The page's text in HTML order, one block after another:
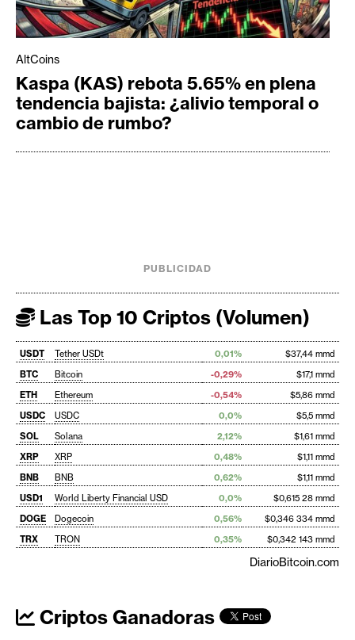
AltCoins
Kaspa (KAS) rebota 5.65% en plena
tendencia bajista: ¿alivio temporal o
cambio de rumbo?
PUBLICIDAD
Las Top 10 Criptos (Volumen)
USDT Tether USDt 0,01%
$37,44 mmd
BTC
Bitcoin -0,29%
$17,1 mmd
ETH
Ethereum -0,54%
$5,86 mmd
USDC
USDC 0,0%
$5,5 mmd
SOL
Solana 2,12%
$1,61 mmd
XRP
XRP 0,48%
$1,11 mmd
BNB
BNB 0,62%
$1,11 mmd
USD1
World Liberty Financial USD 0,0%
$0,615 28 mmd
DOGE
Dogecoin 0,56%
$0,346 334 mmd
TRX
TRON 0,35% $0,342 143 mmd
DiarioBitcoin.com
Criptos Ganadoras